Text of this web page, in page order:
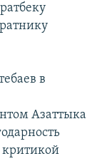
в
Азаттыка